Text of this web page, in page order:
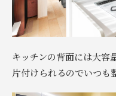
キッチンの背面には大容
片付けられるのでいつも